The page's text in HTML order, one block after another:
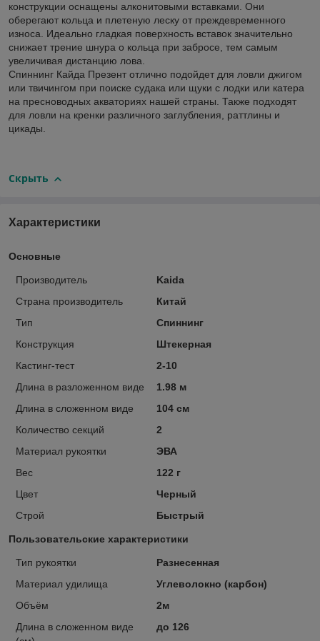
конструкции оснащены алконитовыми вставками. Они
оберегают кольца и плетеную леску от преждевременного
износа. Идеально гладкая поверхность вставок значительно
снижает трение шнура о кольца при забросе, тем самым
увеличивая дистанцию лова.
Спиннинг Кайда Презент отлично подойдет для ловли джигом
или твичингом при поиске судака или щуки с лодки или катера
на пресноводных акваториях нашей страны. Также подходят
для ловли на кренки различного заглубления, раттлины и
цикады.
Скрыть
Характеристики
Основные
Производитель
Kaida
Страна производитель
Китай
Тип
Спиннинг
Конструкция
Штекерная
Кастинг-тест
2-10
Длина в разложенном виде
1.98 м
Длина в сложенном виде
104 см
Количество секций
2
Материал рукоятки
ЭВА
Вес
122 г
Цвет
Черный
Строй
Быстрый
Пользовательские характеристики
Тип рукоятки
Разнесенная
Материал удилища
Углеволокно (карбон)
Объём
2м
Длина в сложенном виде
до 126